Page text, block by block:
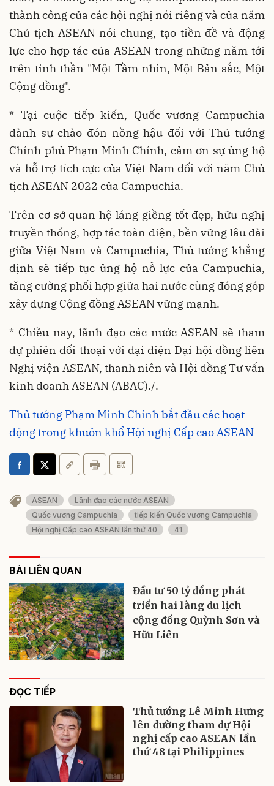
thành công của các hội nghị nói riêng và của năm
Chủ tịch ASEAN nói chung, tạo tiền đề và động
lực cho hợp tác của ASEAN trong những năm tới
trên tinh thần "Một Tầm nhìn, Một Bản sắc, Một
Cộng đồng".
* Tại cuộc tiếp kiến, Quốc vương Campuchia
dành sự chào đón nồng hậu đối với Thủ tướng
Chính phủ Phạm Minh Chính, cảm ơn sự ủng hộ
và hỗ trợ tích cực của Việt Nam đối với năm Chủ
tịch ASEAN 2022 của Campuchia.
Trên cơ sở quan hệ láng giềng tốt đẹp, hữu nghị
truyền thống, hợp tác toàn diện, bền vững lâu dài
giữa Việt Nam và Campuchia, Thủ tướng khẳng
định sẽ tiếp tục ủng hộ nỗ lực của Campuchia,
tăng cường phối hợp giữa hai nước cùng đóng góp
xây dựng Cộng đồng ASEAN vững mạnh.
* Chiều nay, lãnh đạo các nước ASEAN sẽ tham
dự phiên đối thoại với đại diện Đại hội đồng liên
Nghị viện ASEAN, thanh niên và Hội đồng Tư vấn
kinh doanh ASEAN (ABAC)./.
Thủ tướng Phạm Minh Chính bắt đầu các hoạt
động trong khuôn khổ Hội nghị Cấp cao ASEAN
ASEAN
Lãnh đạo các nước ASEAN
Quốc vương Campuchia
tiếp kiến Quốc vương Campuchia
Hội nghị Cấp cao ASEAN lần thứ 40
41
BÀI LIÊN QUAN
Đầu tư 50 tỷ đồng phát
triển hai làng du lịch
cộng đồng Quỳnh Sơn và
Hữu Liên
ĐỌC TIẾP
Thủ tướng Lê Minh Hưng
lên đường tham dự Hội
nghị cấp cao ASEAN lần
thứ 48 tại Philippines